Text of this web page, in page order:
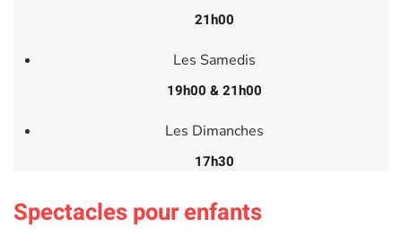
21h00
Les Samedis
19h00 & 21h00
Les Dimanches
17h30
Spectacles pour enfants